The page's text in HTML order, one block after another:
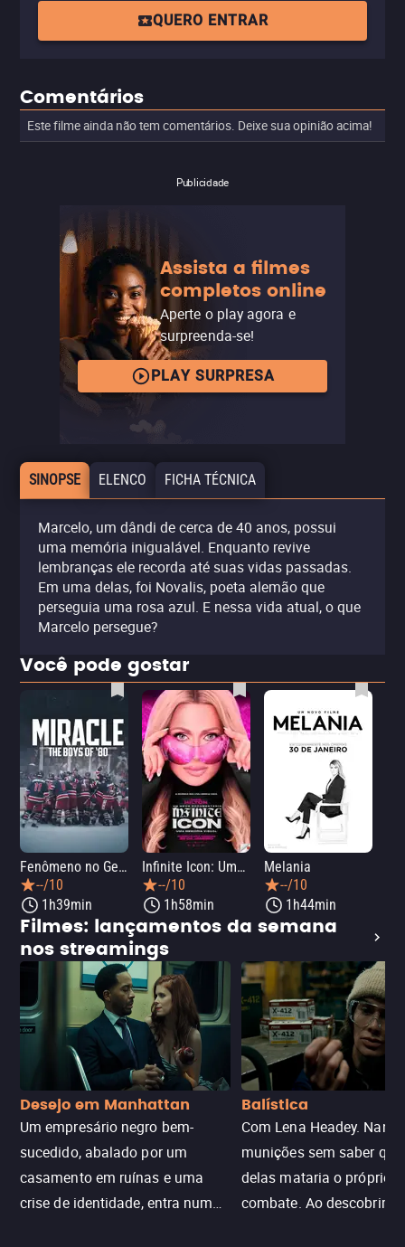
QUERO ENTRAR
Comentários
Este filme ainda não tem comentários. Deixe sua opinião acima!
Publicidade
Assista a filmes
completos online
Aperte o play agora e
surpreenda-se!
PLAY SURPRESA
SINOPSE ELENCO FICHA TÉCNICA
Marcelo, um dândi de cerca de 40 anos, possui
uma memória inigualável. Enquanto revive
lembranças ele recorda até suas vidas passadas.
Em uma delas, foi Novalis, poeta alemão que
perseguia uma rosa azul. E nessa vida atual, o que
Marcelo persegue?
Você pode gostar
Fenômeno no Gelo: Hóquei na Guerra Fria
--/10
1h39min
Infinite Icon: Uma Memória Visual
--/10
1h58min
Melania
--/10
1h44min
Filmes: lançamentos da semana
nos streamings
Desejo em Manhattan
Um empresário negro bem-
sucedido, abalado por um
casamento em ruínas e uma
crise de identidade, entra num
Balística
Com Lena Headey.
munições sem saber
delas mataria o próprio
combate. Ao descobrir a